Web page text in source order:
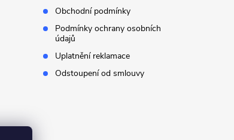
Obchodní podmínky
Podmínky ochrany osobních
údajů
Uplatnění reklamace
Odstoupení od smlouvy